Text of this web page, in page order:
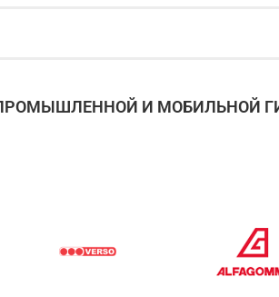
И МОБИЛЬНОЙ